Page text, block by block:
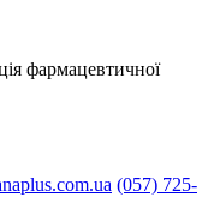
фармацевтичної
(057) 725-